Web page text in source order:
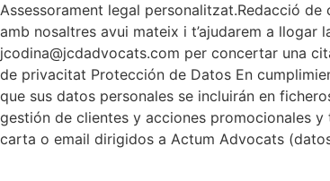
Assessorament legal personalitzat.Redacció
amb nosaltres avui mateix i t’ajudarem a llogar
jcodina@jcdadvocats.com per concertar una
de privacitat Protección de Datos En
que sus datos personales se incluirán en
gestión de clientes y acciones promocionales
carta o email dirigidos a Actum Advocats